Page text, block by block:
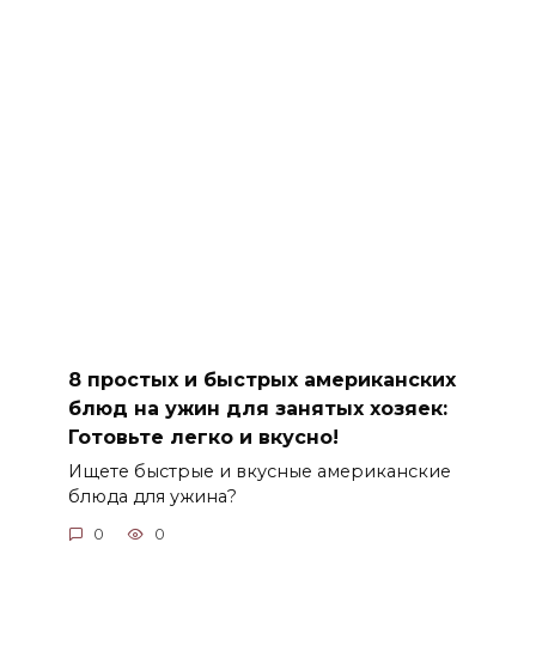
8 простых и быстрых американских
блюд на ужин для занятых хозяек:
Готовьте легко и вкусно!
Ищете быстрые и вкусные американские
блюда для ужина?
0 0